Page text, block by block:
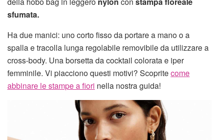
sfumata.
Ha due manici: uno corto fisso da portare a mano o a
spalla e tracolla lunga regolabile removibile da utilizzare a
cross-body. Una borsetta da cocktail colorata e iper
femminile. Vi piacciono questi motivi? Scopritecome
abbinare le stampe a fiori nella nostra guida!